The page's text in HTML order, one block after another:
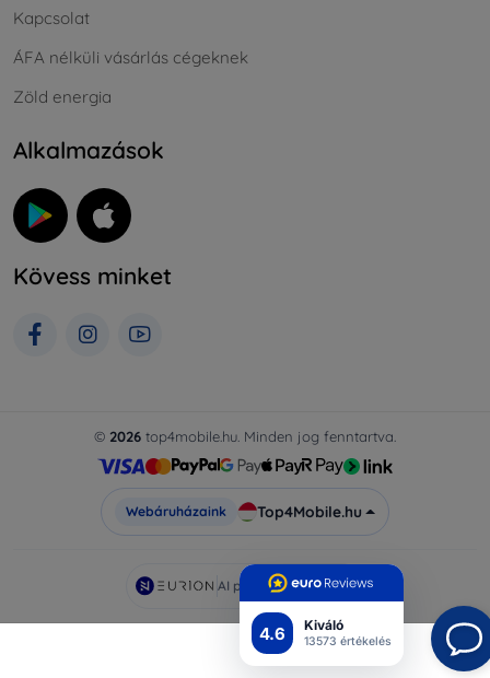
4.6 Kiváló
13573 értékelés
Kapcsolat
ÁFA nélküli vásárlás cégeknek
Zöld energia
Alkalmazások
Kövess minket
© 2026 top4mobile.hu. Minden jog fenntartva.
Webáruházaink Top4Mobile.hu
AI powered byEurion